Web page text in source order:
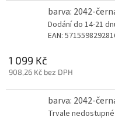
barva: 2042-
Dodání do 14-21
EAN:
1 099 Kč
908,26 Kč bez DPH
barva: 2042-
Trvale nedostupné